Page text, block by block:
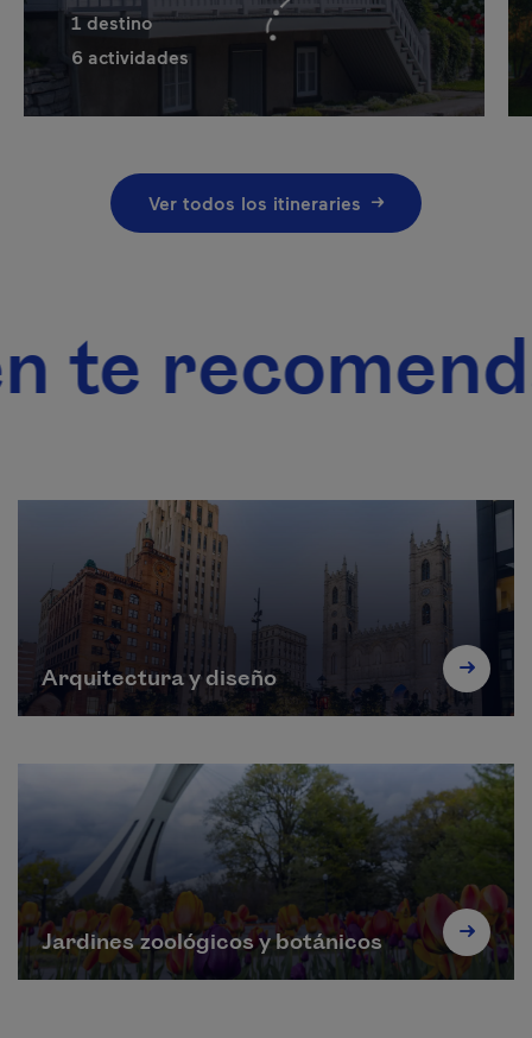
destino
1
actividades
6
Ver todos los itineraries
Arquitectura y diseño
Jardines zoológicos y botánicos